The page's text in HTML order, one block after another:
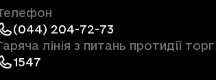
(044) 204-72-73
лінія з питань протидії
1547